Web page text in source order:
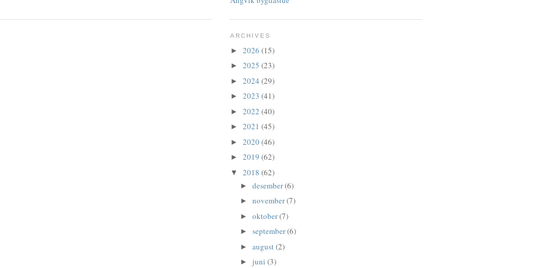
ARCHIVES
► 2026 (15)
► 2025 (23)
► 2024 (29)
► 2023 (41)
► 2022 (40)
► 2021 (45)
► 2020(46)
► 2019 (62)
▼ 2018 (62)
► desember(6)
► november(7)
► oktober(7)
► september(6)
► august(2)
► juni (3)